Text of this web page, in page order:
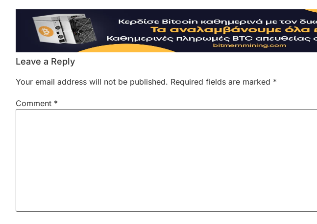
Leave a Reply
Your email address will not be published. Required fields are marked *
Comment *